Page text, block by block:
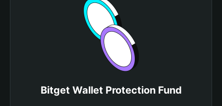
Bitget Wallet Protection Fund